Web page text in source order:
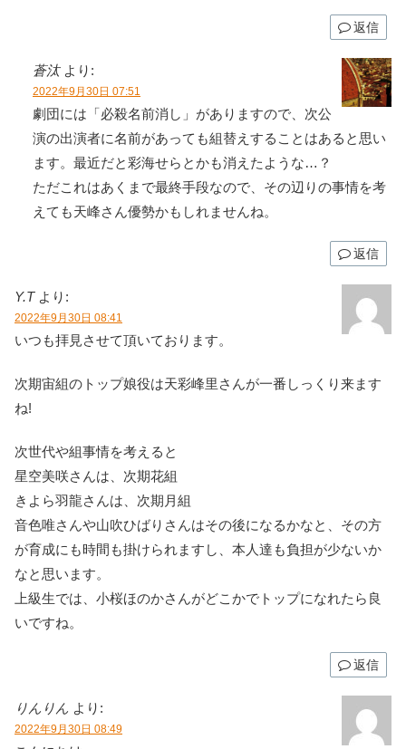
返信
蒼汰 より:
2022年9月30日 07:51
劇団には「必殺名前消し」がありますので、次公
演の出演者に名前があっても組替えすることはあると思い
ます。最近だと彩海せらとかも消えたような…？
ただこれはあくまで最終手段なので、その辺りの事情を考
えても天峰さん優勢かもしれませんね。
返信
Y.T より:
2022年9月30日 08:41
いつも拝見させて頂いております。
次期宙組のトップ娘役は天彩峰里さんが一番しっくり来ます
ね!
次世代や組事情を考えると
星空美咲さんは、次期花組
きよら羽龍さんは、次期月組
音色唯さんや山吹ひばりさんはその後になるかなと、その方
が育成にも時間も掛けられますし、本人達も負担が少ないか
なと思います。
上級生では、小桜ほのかさんがどこかでトップになれたら良
いですね。
返信
りんりん より:
2022年9月30日 08:49